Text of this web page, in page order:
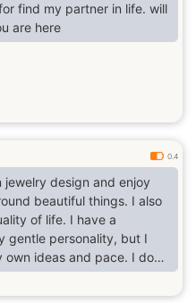
find my partner in life. will
are here
0.4
jewelry design and enjoy
beautiful things. I also
of life. I have a
gentle personality, but I
own ideas and pace. I don't
relationships and
a relationship based on